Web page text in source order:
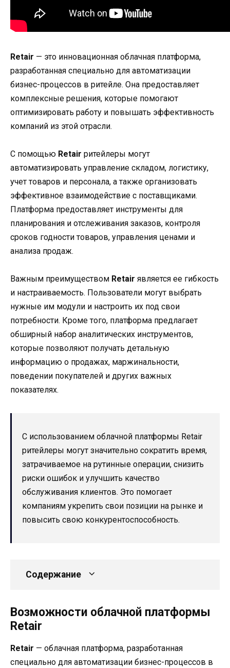
Retair — это инновационная облачная платформа,
разработанная специально для автоматизации
бизнес-процессов в ритейле. Она предоставляет
комплексные решения, которые помогают
оптимизировать работу и повышать эффективность
компаний из этой отрасли.
С помощью Retair ритейлеры могут
автоматизировать управление складом, логистику,
учет товаров и персонала, а также организовать
эффективное взаимодействие с поставщиками.
Платформа предоставляет инструменты для
планирования и отслеживания заказов, контроля
сроков годности товаров, управления ценами и
анализа продаж.
Важным преимуществом Retair является ее гибкость
и настраиваемость. Пользователи могут выбрать
нужные им модули и настроить их под свои
потребности. Кроме того, платформа предлагает
обширный набор аналитических инструментов,
которые позволяют получать детальную
информацию о продажах, маржинальности,
поведении покупателей и других важных
показателях.
С использованием облачной платформы Retair
ритейлеры могут значительно сократить время,
затрачиваемое на рутинные операции, снизить
риски ошибок и улучшить качество
обслуживания клиентов. Это помогает
компаниям укрепить свои позиции на рынке и
повысить свою конкурентоспособность.
Содержание
Возможности облачной платформы
Retair
Retair — облачная платформа, разработанная
специально для автоматизации бизнес-процессов в